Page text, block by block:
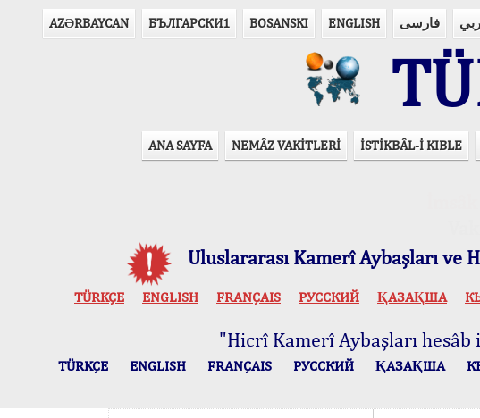
AZӘRBAYCAN БЪЛГАРСКИ1 BOSANSKI ENGLISH فارسی
ANA SAYFA NEMÂZ VAKİTLERİ İSTİKBÂL-İ KIBLE
Uluslararası Kamerî Aybaşları ve
TÜRKÇE ENGLISH FRANÇAIS РУССКИЙ ҚАЗАҚША
"Hicrî Kamerî Aybaşları
TÜRKÇE ENGLISH FRANÇAIS РУССКИЙ ҚАЗАҚША